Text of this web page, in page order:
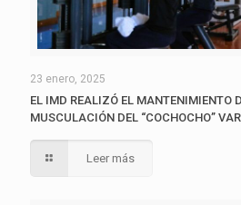
23 enero, 2025
EL IMD REALIZÓ EL MANTENIMIENTO
MUSCULACIÓN DEL “COCHOCHO”
Leer más